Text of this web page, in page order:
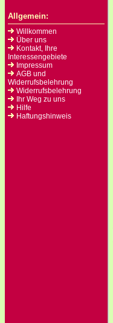
Allgemein:
Willkommen
Über uns
Kontakt, Ihre
Interessengebiete
Impressum
AGB und
Widerrufsbelehrung
Widerrufsbelehrung
Ihr Weg zu uns
Hilfe
Haftungshinweis